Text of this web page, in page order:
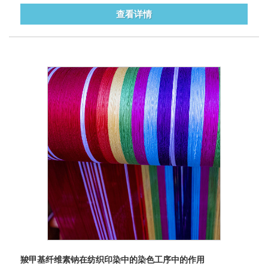
查看详情
羧甲基纤维素钠在纺织印染中的染色工序中的作用